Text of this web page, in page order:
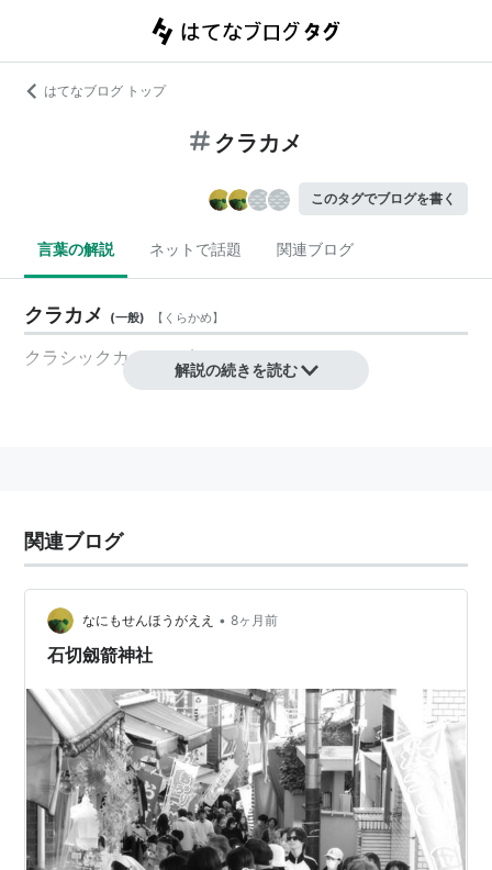
はてなブログ トップ
クラカメ
このタグでブログを書く
言葉の解説 ネットで話題 関連ブログ
クラカメ (一般) 【 くらかめ】
クラシックカメラの略。
解説の続きを読む
関連ブログ
なにもせんほうがええ • 8ヶ月前
石切劔箭神社